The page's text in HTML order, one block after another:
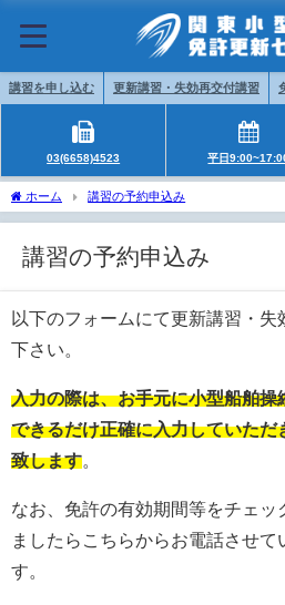
講習を申し込む 更新講習・失効再交付講習
03(6658)4523 平日
ホーム 講習の予約申込み
講習の予約申込み
以下のフォームにて更新講習・
下さい。
入力の際は、お手元に小型船舶操
できるだけ正確に入力していただ
致します
なお、免許の有効期間等をチェッ
ましたらこちらからお電話させて
す。